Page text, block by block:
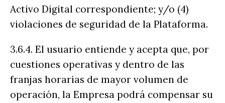
Activo Digital correspondiente; y/o (4)
violaciones de seguridad de la Plataforma.
3.6.4. El usuario entiende y acepta que, por
cuestiones operativas y dentro de las
franjas horarias de mayor volumen de
operación, la Empresa podrá compensar su